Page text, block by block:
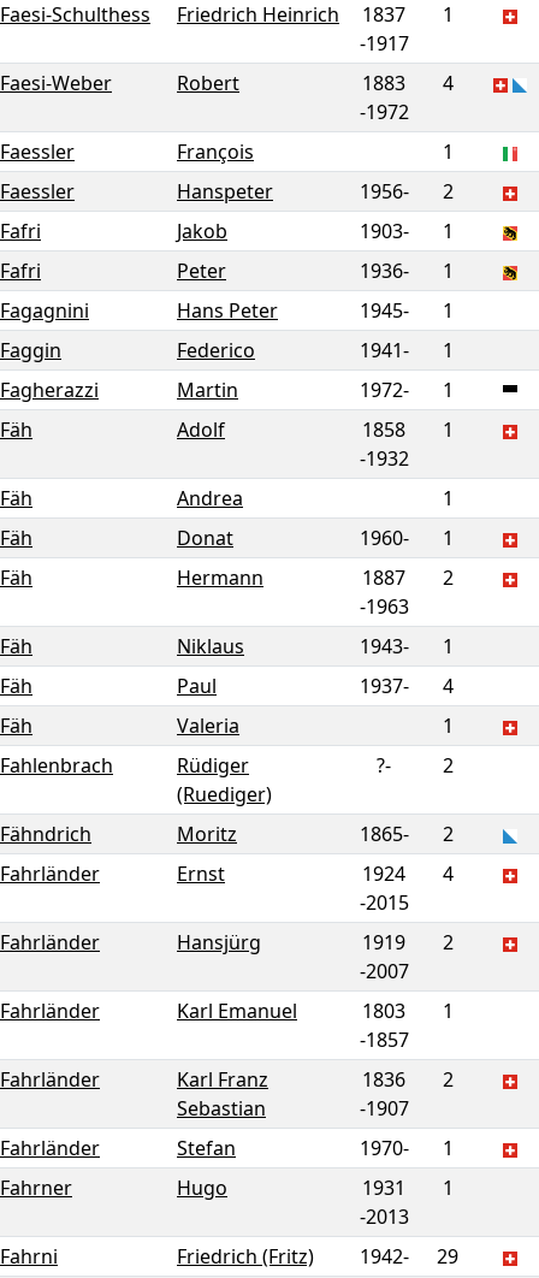
Faesi-Schulthess Friedrich Heinrich
1837
-1917
1
Faesi-Weber Robert
1883
-1972
4
Faessler François
1
Faessler
Hanspeter 1956-
2
Fafri
Jakob 1903-
1
Fafri
Peter 1936-
1
Fagagnini
Hans Peter 1945-
1
Faggin
Federico 1941-
1
Fagherazzi
Martin 1972-
1
Fäh
Adolf
1858
-1932
1
Fäh Andrea
1
Fäh
Donat 1960-
1
Fäh
Hermann
1887
-1963
2
Fäh Niklaus 1943-
1
Fäh
Paul 1937-
4
Fäh
Valeria
1
Fahlenbrach
Rüdiger
(Ruediger)
?- 2
Fähndrich Moritz 1865-
2
Fahrländer
Ernst
1924
-2015
4
Fahrländer Hansjürg
1919
-2007
2
Fahrländer Karl Emanuel
1803
-1857
1
Fahrländer
Karl Franz
Sebastian
1836
-1907
2
Fahrländer Stefan 1970-
1
Fahrner
Hugo
1931
-2013
1
Fahrni Friedrich (Fritz) 1942-
29